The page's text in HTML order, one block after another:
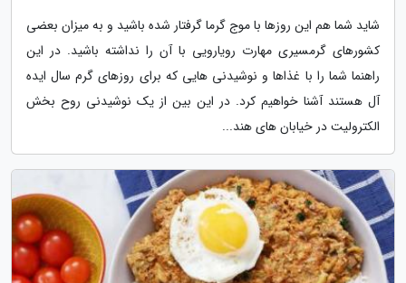
شاید شما هم این روزها با موج گرما گرفتار شده باشید و به میزان بعضی
کشورهای گرمسیری مهارت رویارویی با آن را نداشته باشید. در این
راهنما شما را با غذاها و نوشیدنی هایی که برای روزهای گرم سال ایده
آل هستند آشنا خواهیم کرد. در این بین از یک نوشیدنی روح بخش
الکترولیت در خیابان های هند...